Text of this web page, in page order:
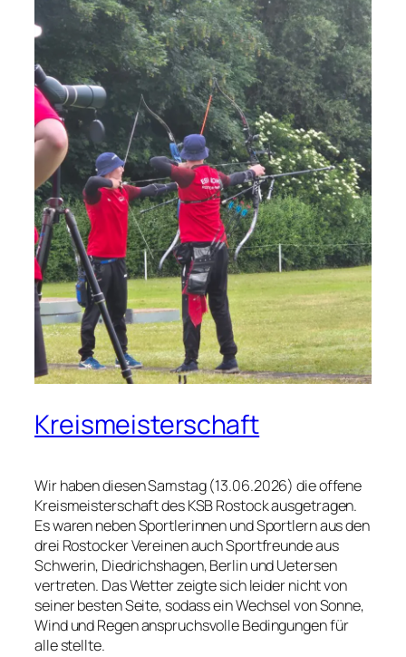
Kreismeisterschaft
Wir haben diesen Samstag (13.06.2026) die offene
Kreismeisterschaft des KSB Rostock ausgetragen.
Es waren neben Sportlerinnen und Sportlern aus den
drei Rostocker Vereinen auch Sportfreunde aus
Schwerin, Diedrichshagen, Berlin und Uetersen
vertreten. Das Wetter zeigte sich leider nicht von
seiner besten Seite, sodass ein Wechsel von Sonne,
Wind und Regen anspruchsvolle Bedingungen für
alle stellte.